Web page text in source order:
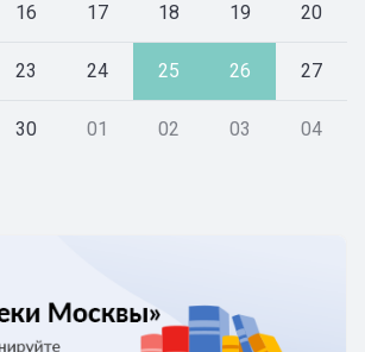
16 17 18 19 20
23 24 25 26 27
30 01 02 03 04